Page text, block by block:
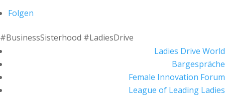
Folgen
#BusinessSisterhood #LadiesDrive
Ladies Drive World
Bargespräche
Female Innovation Forum
League of Leading Ladies